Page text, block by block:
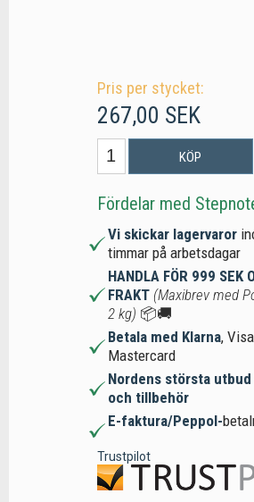
Pris per stycket:
267,00 SEK
KÖP
Fördelar med
Vi skickar lagervaror
timmar på arbetsdagar
HANDLA FÖR 999 SEK
FRAKT (Maxibrev med
2 kg) 📦🚚
Betala med Klarna,
Mastercard
Nordens största
och tillbehör
E-faktura/Peppol-
Trustpilot